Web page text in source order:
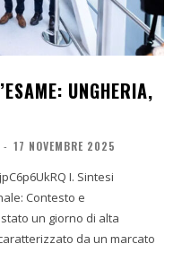
UNGHERIA,
- 17 NOVEMBRE 2025
I. Sintesi
Contesto e
da un marcato